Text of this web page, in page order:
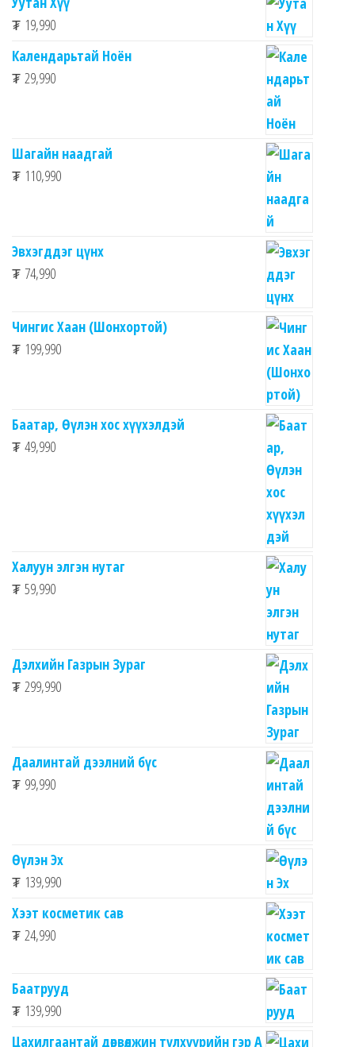
₮ 19,990
Календарьтай Ноён
₮ 29,990
Шагайн наадгай
₮ 110,990
Эвхэгддэг цүнх
₮ 74,990
Чингис Хаан (Шонхортой)
₮ 199,990
Баатар, Өүлэн хос хүүхэлдэй
₮ 49,990
Халуун элгэн нутаг
₮ 59,990
Дэлхийн Газрын Зураг
₮ 299,990
Даалинтай дээлний бүс
₮ 99,990
Өүлэн Эх
₮ 139,990
Хээт косметик сав
₮ 24,990
Баатрууд
₮ 139,990
Цахилгаантай дөрвөлжин түлхүүрийн гэр А